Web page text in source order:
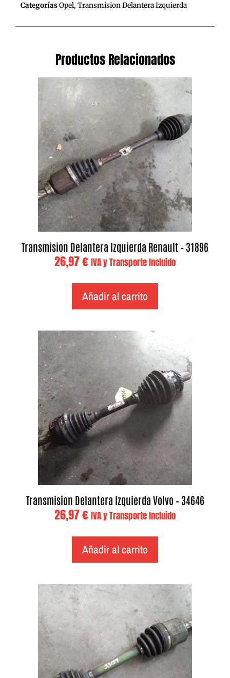
CategoríasOpel, Transmision Delantera Izquierda
Productos Relacionados
Transmision Delantera Izquierda Renault – 31896
26,97€ IVA y Transporte Incluido
Añadir al carrito
Transmision Delantera Izquierda Volvo – 34646
26,97€ IVA y Transporte Incluido
Añadir al carrito